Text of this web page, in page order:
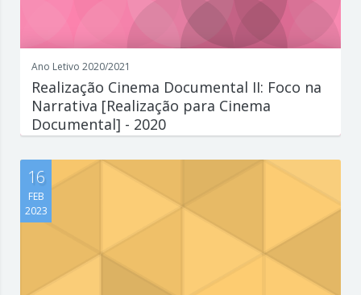
Ano Letivo 2020/2021
Realização Cinema Documental II: Foco na
Narrativa [Realização para Cinema
Documental] - 2020
interessante o que est...
16
FEB
2023